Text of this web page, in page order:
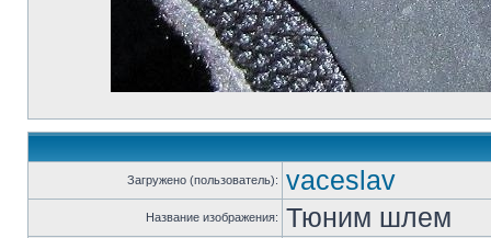
Загружено (пользователь): vaceslav
Название изображения: Тюним шлем